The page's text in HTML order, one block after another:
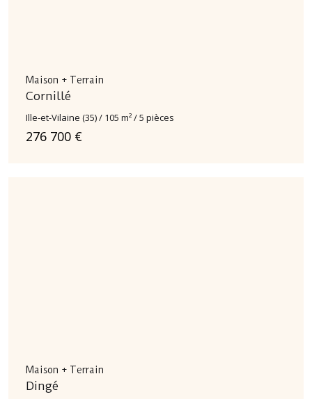
Maison + Terrain
Cornillé
Ille-et-Vilaine (35) / 105 m² / 5 pièces
276 700 €
Maison + Terrain
Dingé